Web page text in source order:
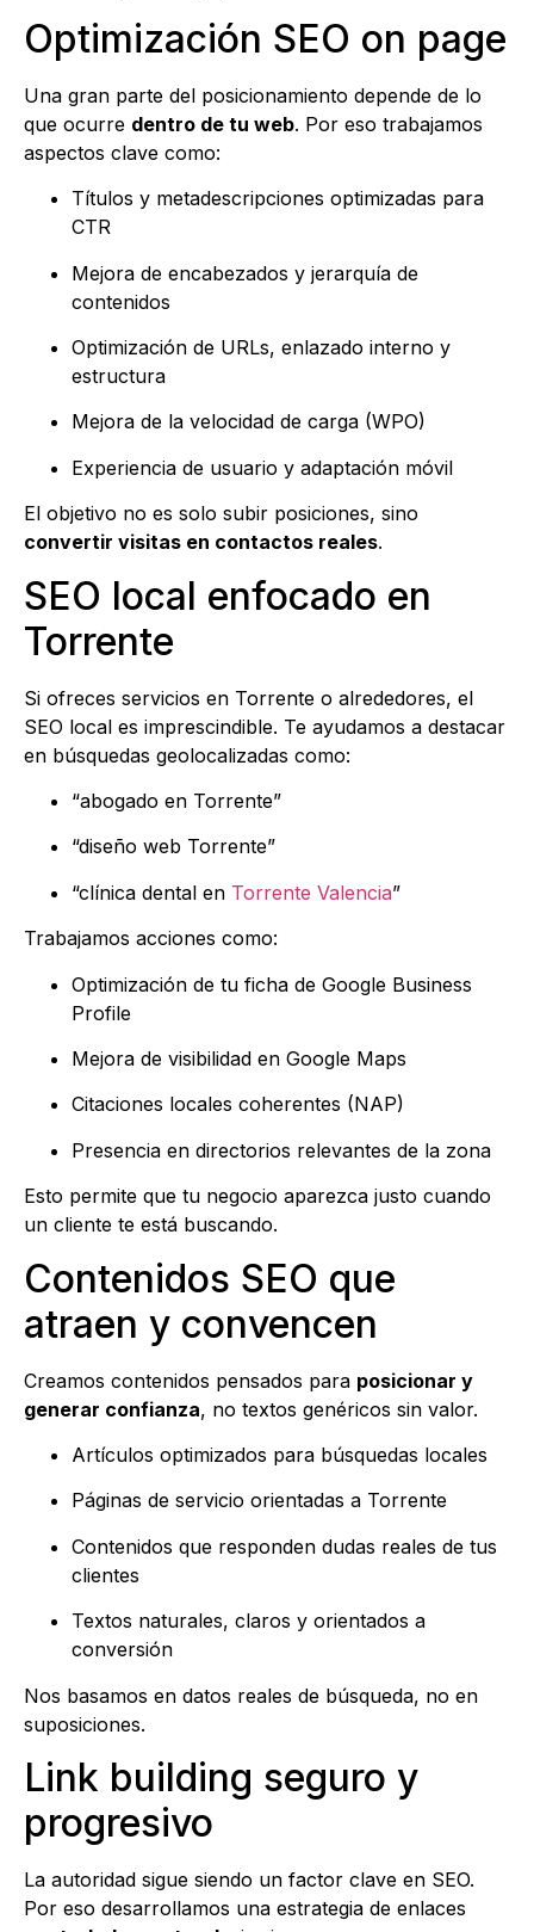
Optimización SEO on page
Una gran parte del posicionamiento depende de lo
que ocurre dentro de tu web. Por eso trabajamos
aspectos clave como:
Títulos y metadescripciones optimizadas para
CTR
Mejora de encabezados y jerarquía de
contenidos
Optimización de URLs, enlazado interno y
estructura
Mejora de la velocidad de carga (WPO)
Experiencia de usuario y adaptación móvil
El objetivo no es solo subir posiciones, sino
convertir visitas en contactos reales.
SEO local enfocado en
Torrente
Si ofreces servicios en Torrente o alrededores, el
SEO local es imprescindible. Te ayudamos a destacar
en búsquedas geolocalizadas como:
“abogado en Torrente”
“diseño web Torrente”
“clínica dental en Torrente Valencia”
Trabajamos acciones como:
Optimización de tu ficha de Google Business
Profile
Mejora de visibilidad en Google Maps
Citaciones locales coherentes (NAP)
Presencia en directorios relevantes de la zona
Esto permite que tu negocio aparezca justo cuando
un cliente te está buscando.
Contenidos SEO que
atraen y convencen
Creamos contenidos pensados para posicionar y
generar confianza, no textos genéricos sin valor.
Artículos optimizados para búsquedas locales
Páginas de servicio orientadas a Torrente
Contenidos que responden dudas reales de tus
clientes
Textos naturales, claros y orientados a
conversión
Nos basamos en datos reales de búsqueda, no en
suposiciones.
Link building seguro y
progresivo
La autoridad sigue siendo un factor clave en SEO.
Por eso desarrollamos una estrategia de enlaces